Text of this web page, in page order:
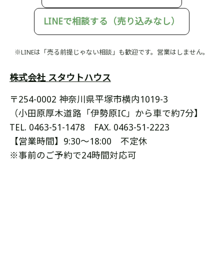
LINEで相談する（売り込みなし）
※LINEは「売る前提じゃない相談」も歓迎です。営業はしません。
株式会社 スタウトハウス
〒254-0002 神奈川県平塚市横内1019-3
（小田原厚木道路「伊勢原IC」から車で約7分】
TEL. 0463-51-1478 FAX. 0463-51-2223
【営業時間】9:30～18:00 不定休
※事前のご予約で24時間対応可